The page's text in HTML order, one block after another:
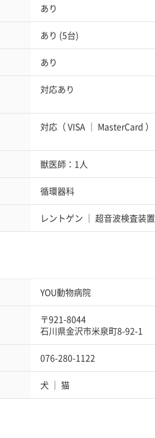
あり
あり (5台)
あり
対応あり
対応（VISA MasterCard ）
獣医師：1人
循環器科
レントゲン 超音波検査装置
YOU動物病院
〒921-8044
石川県金沢市米泉町8-92-1
076-280-1122
犬 猫